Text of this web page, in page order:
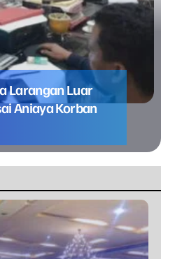
Larangan Luar
Aniaya Korban